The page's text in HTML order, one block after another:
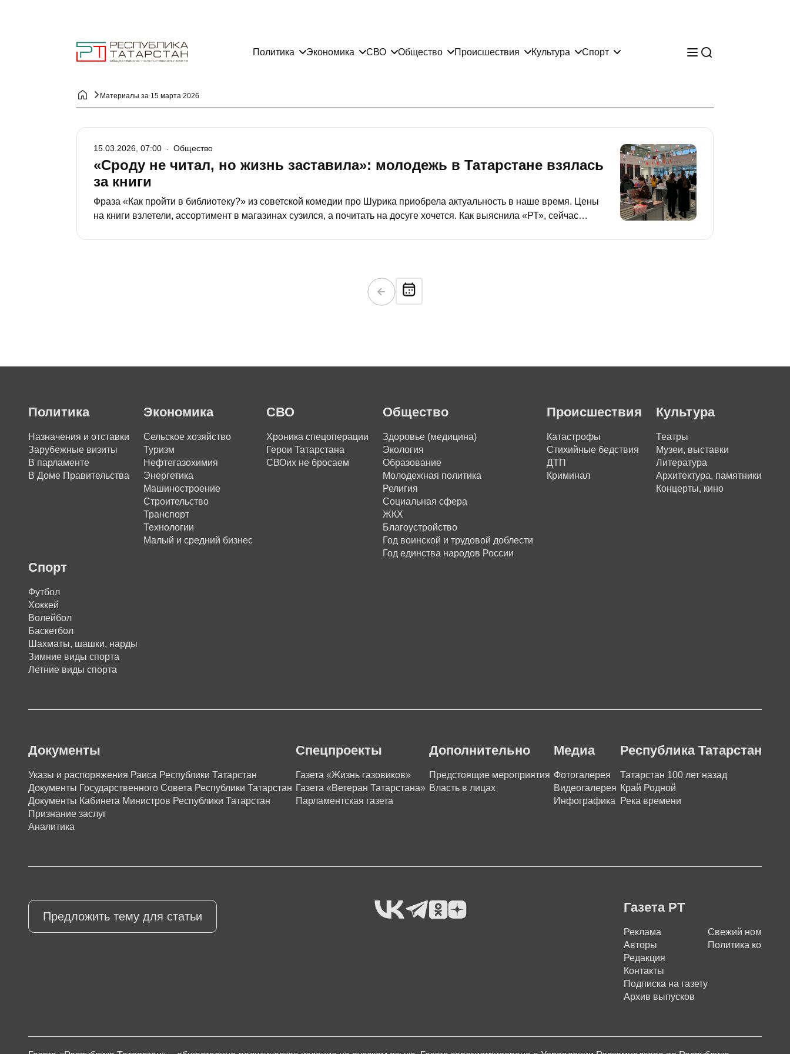
Политика Экономика СВО Общество Происшествия Культура Спорт
Материалы за 15 марта 2026
«Сроду не читал, но жизнь заставила»: молодежь в Татарстане взялась
за книги
Фраза «Как пройти в библиотеку?» из советской комедии про Шурика приобрела актуальность в наше время. Цены
на книги взлетели, ассортимент в магазинах сузился, а почитать на досуге хочется. Как выяснила «РТ», сейчас
15.03.2026, 07:00 Общество
Политика
Назначения и отставки
Зарубежные визиты
В парламенте
В Доме Правительства
Экономика
Сельское хозяйство
Туризм
Нефтегазохимия
Энергетика
Машиностроение
Строительство
Транспорт
Технологии
Малый и средний бизнес
СВО
Хроника спецоперации
Герои Татарстана
СВОих не бросаем
Общество
Здоровье (медицина)
Экология
Образование
Молодежная политика
Религия
Социальная сфера
ЖКХ
Благоустройство
Год воинской и трудовой доблести
Год единства народов России
Происшествия
Катастрофы
Стихийные бедствия
ДТП
Криминал
Культура
Театры
Музеи, выставки
Литература
Архитектура, памятники
Концерты, кино
Спорт
Футбол
Хоккей
Волейбол
Баскетбол
Шахматы, шашки, нарды
Зимние виды спорта
Летние виды спорта
Документы
Указы и распоряжения Раиса Республики Татарстан
Документы Государственного Совета Республики Татарстан
Документы Кабинета Министров Республики Татарстан
Признание заслуг
Аналитика
Спецпроекты
Газета «Жизнь газовиков»
Газета «Ветеран Татарстана»
Парламентская газета
Дополнительно
Предстоящие мероприятия
Власть в лицах
Медиа
Фотогалерея
Видеогалерея
Инфографика
Республика Татарстан
Татарстан 100 лет назад
Край Родной
Река времени
Предложить тему для статьи
Газета РТ
Реклама
Авторы
Редакция
Контакты
Подписка на газету
Архив выпусков
Свежий номер
Политика